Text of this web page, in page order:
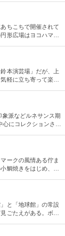
ちこちで開催されて
形広場はヨコハマ大
です！
本演芸場」だが、上
軽に立ち寄って楽し
派などルネサンス期
にコレクションされ
としは日本有数。ロ
計はル・コルビジェ
すめ。
ークの風情ある佇ま
鯛焼きをはじめ、水
と「地球館」の常設
ごたえがある。ボラ